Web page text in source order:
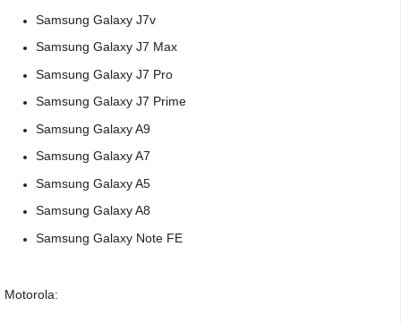
Samsung Galaxy J7v
Samsung Galaxy J7 Max
Samsung Galaxy J7 Pro
Samsung Galaxy J7 Prime
Samsung Galaxy A9
Samsung Galaxy A7
Samsung Galaxy A5
Samsung Galaxy A8
Samsung Galaxy Note FE
Motorola: